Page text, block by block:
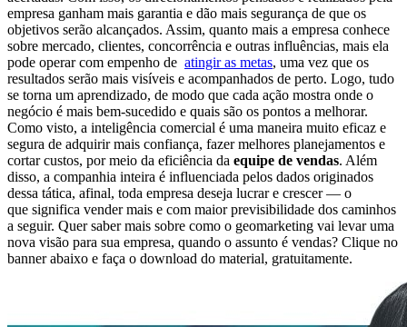
empresa ganham mais garantia e dão mais segurança de que os
objetivos serão alcançados. Assim, quanto mais a empresa conhece
sobre mercado, clientes, concorrência e outras influências, mais ela
pode operar com empenho de atingir as metas, uma vez que os
resultados serão mais visíveis e acompanhados de perto. Logo, tudo
se torna um aprendizado, de modo que cada ação mostra onde o
negócio é mais bem-sucedido e quais são os pontos a melhorar.
Como visto, a inteligência comercial é uma maneira muito eficaz e
segura de adquirir mais confiança, fazer melhores planejamentos e
cortar custos, por meio da eficiência da equipe de vendas. Além
disso, a companhia inteira é influenciada pelos dados originados
dessa tática, afinal, toda empresa deseja lucrar e crescer — o
que significa vender mais e com maior previsibilidade dos caminhos
a seguir. Quer saber mais sobre como o geomarketing vai levar uma
nova visão para sua empresa, quando o assunto é vendas? Clique no
banner abaixo e faça o download do material, gratuitamente.